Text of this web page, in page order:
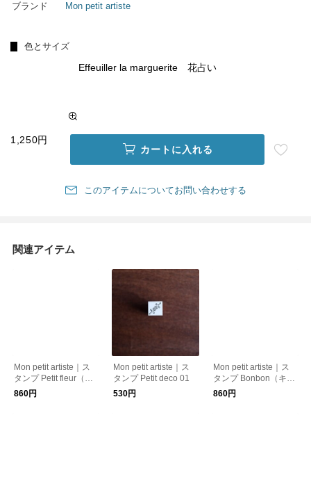
ブランド Mon petit artiste
色とサイズ
Effeuiller la marguerite 花占い
1,250円
カートに入れる
このアイテムについてお問い合わせする
関連アイテム
Mon petit artiste｜ス
タンプ Petit fleur（小
さな花）
860円
Mon petit artiste｜ス
タンプ Petit deco 01
530円
Mon petit artiste｜ス
タンプ Bonbon（キャ
ンディー）
860円